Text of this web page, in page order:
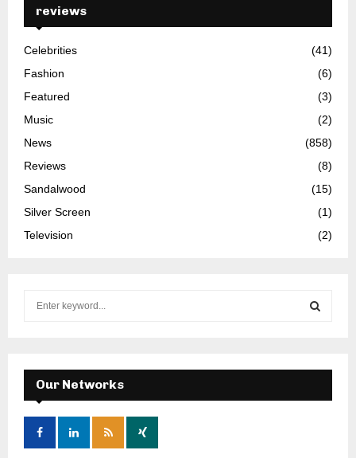
reviews
Celebrities
(41)
Fashion
(6)
Featured
(3)
Music
(2)
News
(858)
Reviews
(8)
Sandalwood
(15)
Silver Screen
(1)
Television
(2)
f
o
:
E
A
Our Networks